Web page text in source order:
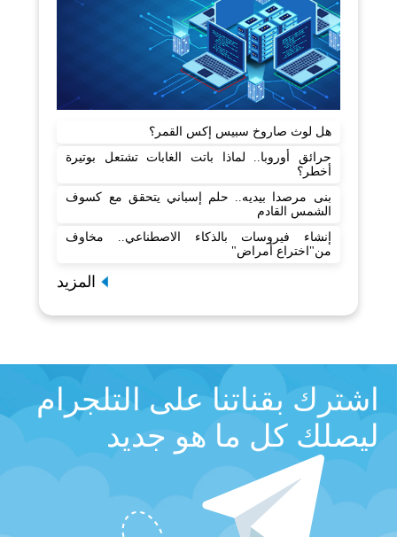
هل لوث صاروخ سبيس إكس القمر؟
حرائق أوروبا.. لماذا باتت الغابات تشتعل بوتيرة
أخطر؟
بنى مرصدا بيديه.. حلم إسباني يتحقق مع كسوف
الشمس القادم
إنشاء فيروسات بالذكاء الاصطناعي.. مخاوف
من"اختراع أمراض"
المزيد
اشترك بقناتنا على التلجرام
ليصلك كل ما هو جديد